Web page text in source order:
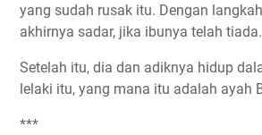
yang sudah rusak itu. Dengan
akhirnya sadar, jika ibunya telah tiada.
Setelah itu, dia dan adiknya hidup
lelaki itu, yang mana itu adalah ayah
***